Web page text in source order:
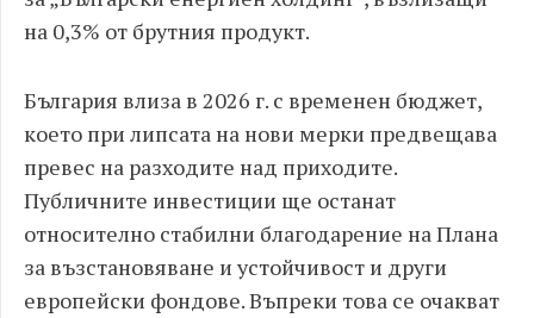
на 0,3% от брутния продукт.
България влиза в 2026 г. с временен бюджет,
което при липсата на нови мерки предвещава
превес на разходите над приходите.
Публичните инвестиции ще останат
относително стабилни благодарение на Плана
за възстановяване и устойчивост и други
европейски фондове. Въпреки това се очакват